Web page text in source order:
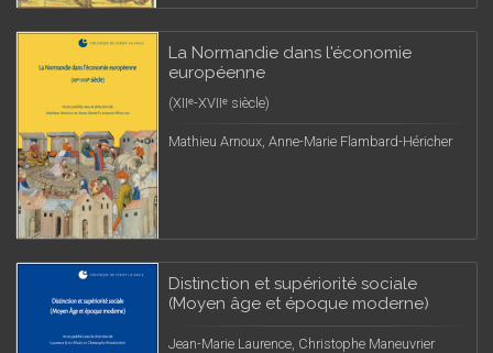
La Normandie dans l'économie
européenne
(XIIᵉ-XVIIᵉ siècle)
Mathieu Arnoux, Anne-Marie Flambard-Héricher
Distinction et supériorité sociale
(Moyen âge et époque moderne)
Jean-Marie Laurence, Christophe Maneuvrier